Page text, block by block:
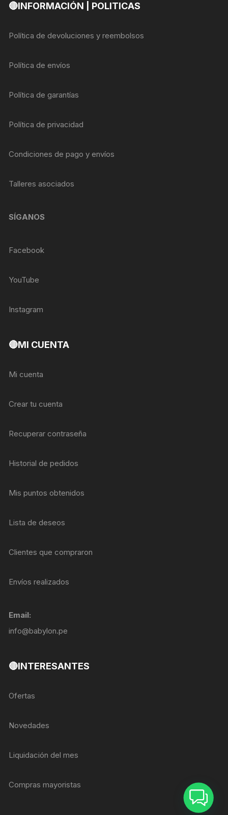
🔴INFORMACIÓN | POLITICAS
Política de devoluciones y reembolsos
Política de envíos
Política de garantías
Política de privacidad
Condiciones de pago y envíos
Talleres asociados
SÍGANOS
Facebook
YouTube
Instagram
🔴MI CUENTA
Mi cuenta
Crear tu cuenta
Recuperar contraseña
Historial de pedidos
Mis puntos obtenidos
Lista de deseos
Clientes que compraron
Envíos realizados
Email:
info@babylon.pe
🔴INTERESANTES
Ofertas
Novedades
Liquidación del mes
Compras mayoristas